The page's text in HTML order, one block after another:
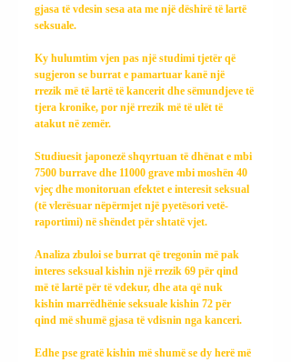
gjasa të vdesin sesa ata me një dëshirë të lartë
seksuale.
Ky hulumtim vjen pas një studimi tjetër që
sugjeron se burrat e pamartuar kanë një
rrezik më të lartë të kancerit dhe sëmundjeve të
tjera kronike, por një rrezik më të ulët të
atakut në zemër.
Studiuesit japonezë shqyrtuan të dhënat e mbi
7500 burrave dhe 11000 grave mbi moshën 40
vjeç dhe monitoruan efektet e interesit seksual
(të vlerësuar nëpërmjet një pyetësori vetë-
raportimi) në shëndet për shtatë vjet.
Analiza zbuloi se burrat që tregonin më pak
interes seksual kishin një rrezik 69 për qind
më të lartë për të vdekur, dhe ata që nuk
kishin marrëdhënie seksuale kishin 72 për
qind më shumë gjasa të vdisnin nga kanceri.
Edhe pse gratë kishin më shumë se dy herë më